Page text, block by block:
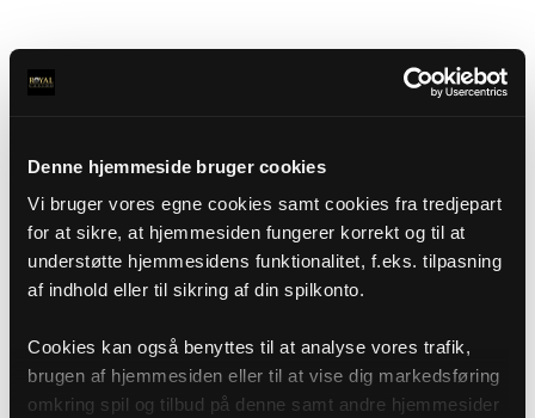
Denne hjemmeside bruger cookies
Vi bruger vores egne cookies samt cookies fra tredjepart
for at sikre, at hjemmesiden fungerer korrekt og til at
understøtte hjemmesidens funktionalitet, f.eks. tilpasning
af indhold eller til sikring af din spilkonto.
Cookies kan også benyttes til at analyse vores trafik,
brugen af hjemmesiden eller til at vise dig markedsføring
omkring spil og tilbud på denne samt andre hjemmesider